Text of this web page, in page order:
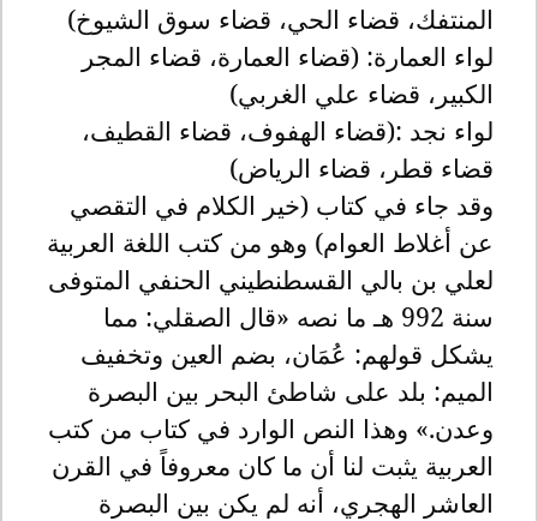
المنتفك، قضاء الحي، قضاء سوق الشيوخ)
لواء العمارة: (قضاء العمارة، قضاء المجر
الكبير، قضاء علي الغربي)
لواء نجد :(قضاء الهفوف، قضاء القطيف،
قضاء قطر، قضاء الرياض)
وقد جاء في كتاب (خير الكلام في التقصي
عن أغلاط العوام) وهو من كتب اللغة العربية
لعلي بن بالي القسطنطيني الحنفي المتوفى
سنة 992 هـ ما نصه «قال الصقلي: مما
يشكل قولهم: عُمَان، بضم العين وتخفيف
الميم: بلد على شاطئ البحر بين البصرة
وعدن.» وهذا النص الوارد في كتاب من كتب
العربية يثبت لنا أن ما كان معروفاً في القرن
العاشر الهجري، أنه لم يكن بين البصرة